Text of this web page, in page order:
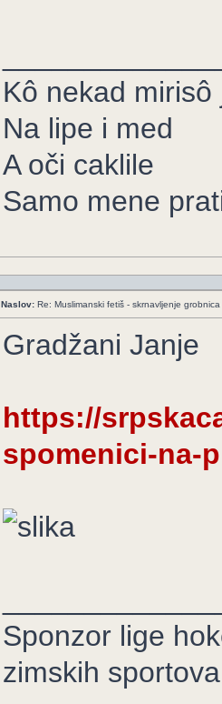
Kô nekad mirisô
Na lipe i med
A oči caklile
Samo mene
Naslov: Re: Muslimanski fetiš - skrnavljenje
Gradžani Janje
https://
spomenici-na-
Sponzor lige
zimskih